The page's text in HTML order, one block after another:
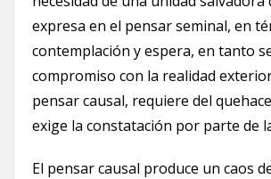
expresa en el pensar seminal, en
contemplación y espera, en tanto
compromiso con la realidad
pensar causal, requiere del
exige la constatación por parte de
El pensar causal produce un caos